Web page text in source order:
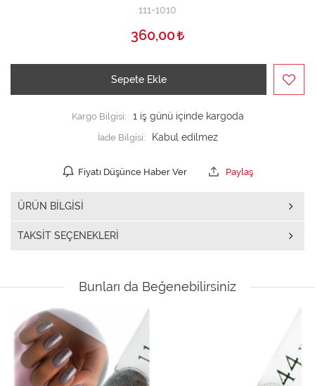
111-1010
360,00
Sepete Ekle
Kargo Bilgisi:
1 iş günü içinde kargoda
İade Bilgisi:
Fiyatı Düşünce Haber Ver Paylaş
ÜRÜN BILGISI
TAKSIT SEÇENEKLERI
Bunları da Beğenebilirsiniz